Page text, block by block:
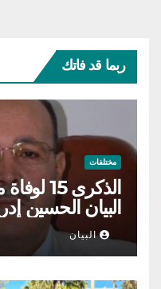
ربما قد فاتك
مختلفات
الذكرى
البيان الحسين
عاش شامخا
البيان